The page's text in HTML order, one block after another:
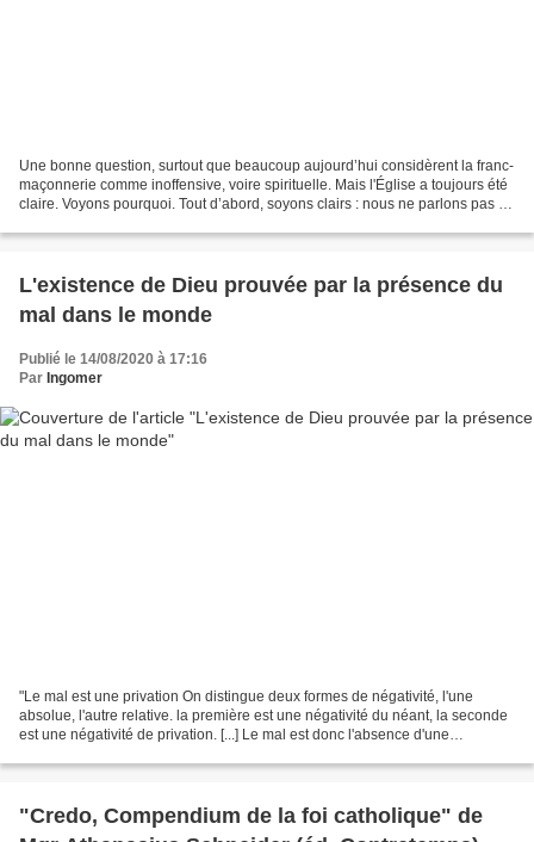
Une bonne question, surtout que beaucoup aujourd’hui considèrent la franc-
maçonnerie comme inoffensive, voire spirituelle. Mais l'Église a toujours été
claire. Voyons pourquoi. Tout d’abord, soyons clairs : nous ne parlons pas de
L'existence de Dieu prouvée par la présence du
mal dans le monde
Publié le 14/08/2020 à 17:16
Par Ingomer
"Le mal est une privation On distingue deux formes de négativité, l'une
absolue, l'autre relative. la première est une négativité du néant, la seconde
est une négativité de privation. [...] Le mal est donc l'absence d'une
"Credo, Compendium de la foi catholique" de